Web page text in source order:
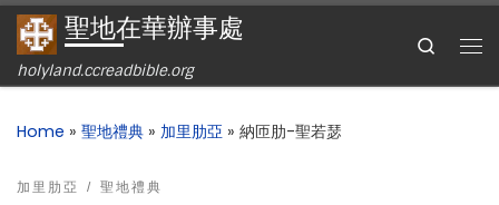
Skip to content
聖地在華辦事處
holyland.ccreadbible.org
Search
Home » 聖地禮典 » 加里肋亞 » 納匝肋-聖若瑟
加里肋亞 聖地禮典